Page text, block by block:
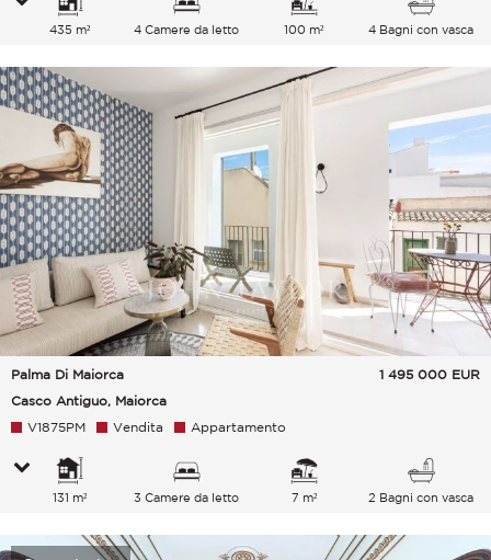
435 m² 4 Camere da letto 100 m² 4 Bagni con vasca
Palma Di Maiorca
Casco Antiguo, Maiorca
1 495 000 EUR
V1875PM Vendita Appartamento
131 m² 3 Camere da letto 7 m² 2 Bagni con vasca